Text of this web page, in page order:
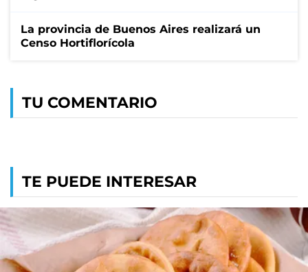
La provincia de Buenos Aires realizará un
Censo Hortiflorícola
TU COMENTARIO
TE PUEDE INTERESAR